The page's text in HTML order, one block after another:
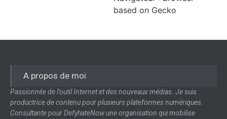
based on Gecko
A propos de moi
Passionnée de l’outil Internet et des nouveaux médias. Je suis
productrice de contenu pour plusieurs plateformes numériques.
Consultante pour DefyhateNow une organisation qui mobilise